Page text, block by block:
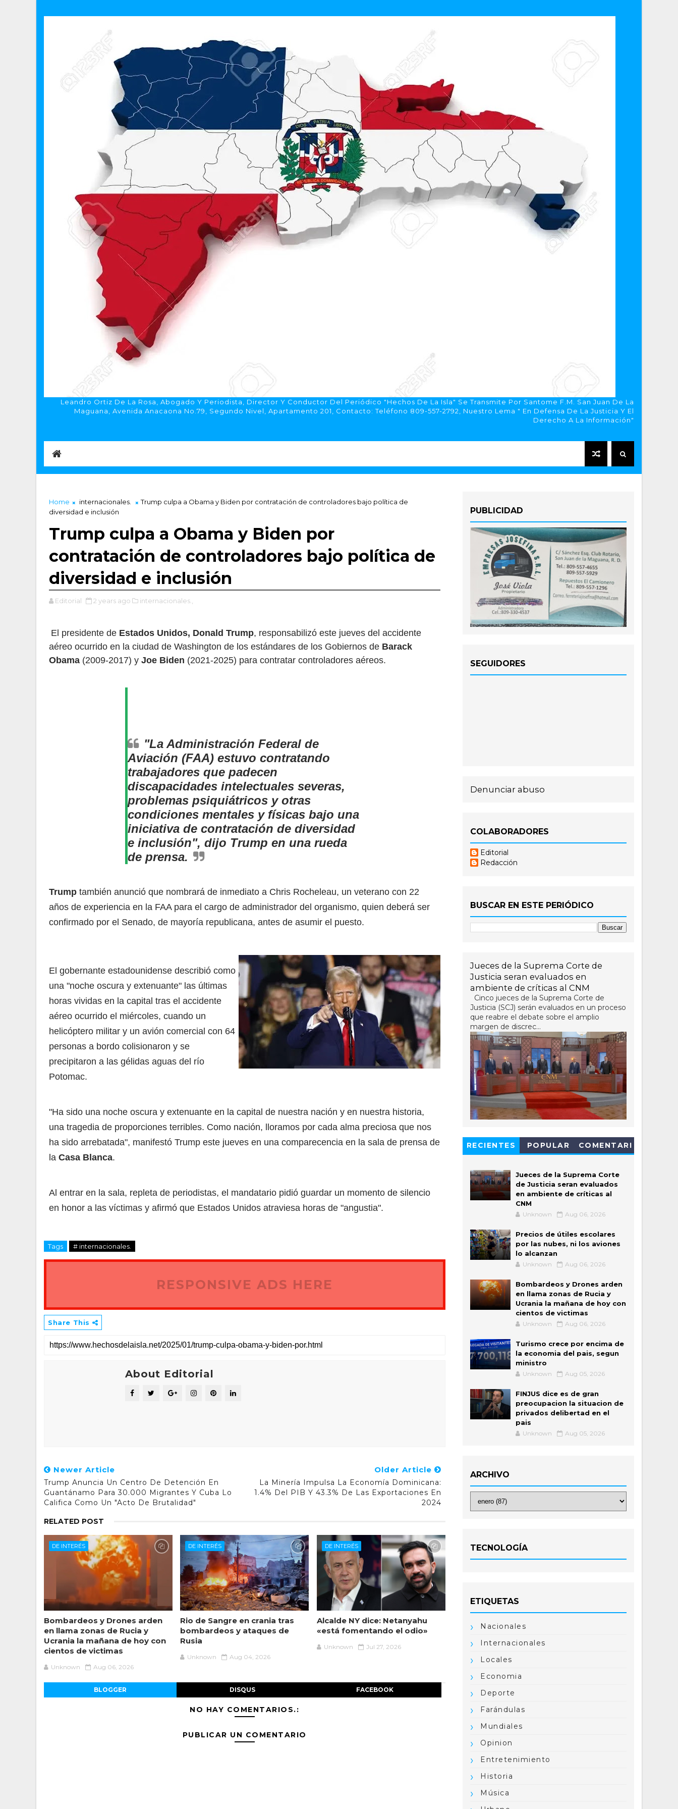
Leandro Ortiz De La Rosa, Abogado Y Periodista, Director Y Conductor Del Periódico "Hechos De La Isla" Se Transmite Por Santome F.M. San Juan De La
Maguana, Avenida Anacaona No.79, Segundo Nivel, Apartamento 201, Contacto: Teléfono 809-557-2792, Nuestro Lema " En Defensa De La Justicia Y El
Derecho A La Información"
Home internacionales.
Trump culpa a Obama y Biden por contratación de controladores bajo política de
diversidad e inclusión
Trump culpa a Obama y Biden por
contratación de controladores bajo política de
diversidad e inclusión
Editorial 2 years ago internacionales.,
El presidente de Estados Unidos, Donald Trump, responsabilizó este jueves del accidente
aéreo ocurrido en la ciudad de Washington de los estándares de los Gobiernos de Barack
Obama (2009-2017) y Joe Biden (2021-2025) para contratar controladores aéreos.
"La Administración Federal de
Aviación (FAA) estuvo contratando
trabajadores que padecen
discapacidades intelectuales severas,
problemas psiquiátricos y otras
condiciones mentales y físicas bajo una
iniciativa de contratación de diversidad
e inclusión", dijo Trump en una rueda
de prensa.
Trump también anunció que nombrará de inmediato a Chris Rocheleau, un veterano con 22
años de experiencia en la FAA para el cargo de administrador del organismo, quien deberá ser
confirmado por el Senado, de mayoría republicana, antes de asumir el puesto.
El gobernante estadounidense describió como
una "noche oscura y extenuante" las últimas
horas vividas en la capital tras el accidente
aéreo ocurrido el miércoles, cuando un
helicóptero militar y un avión comercial con 64
personas a bordo colisionaron y se
precipitaron a las gélidas aguas del río
Potomac.
"Ha sido una noche oscura y extenuante en la capital de nuestra nación y en nuestra historia,
una tragedia de proporciones terribles. Como nación, lloramos por cada alma preciosa que nos
ha sido arrebatada", manifestó Trump este jueves en una comparecencia en la sala de prensa de
la Casa Blanca.
Al entrar en la sala, repleta de periodistas, el mandatario pidió guardar un momento de silencio
en honor a las víctimas y afirmó que Estados Unidos atraviesa horas de "angustia".
Tags # internacionales.
RESPONSIVE ADS HERE
Share This
About Editorial
Newer Article
Trump Anuncia Un Centro De Detención En
Guantánamo Para 30.000 Migrantes Y Cuba Lo
Califica Como Un "acto De Brutalidad"
Older Article
La Minería Impulsa La Economía Dominicana:
1.4% Del PIB Y 43.3% De Las Exportaciones En
2024
RELATED POST
DE INTERÉS
Bombardeos y Drones arden
en llama zonas de Rucia y
Ucrania la mañana de hoy con
cientos de victimas
Unknown Aug 06, 2026
DE INTERÉS
Rio de Sangre en crania tras
bombardeos y ataques de
Rusia
Unknown Aug 04, 2026
DE INTERÉS
Alcalde NY dice: Netanyahu
«está fomentando el odio»
Unknown Jul 27, 2026
BLOGGER DISQUS FACEBOOK
NO HAY COMENTARIOS.:
PUBLICAR UN COMENTARIO
PUBLICIDAD
SEGUIDORES
Denunciar abuso
COLABORADORES
Editorial
Redacción
BUSCAR EN ESTE PERIÓDICO
Jueces de la Suprema Corte de
Justicia seran evaluados en
ambiente de críticas al CNM
Cinco jueces de la Suprema Corte de
Justicia (SCJ) serán evaluados en un proceso
que reabre el debate sobre el amplio
margen de discrec...
RECIENTES POPULAR
COMENTARI
Jueces de la Suprema Corte
de Justicia seran evaluados
en ambiente de críticas al
CNM
Unknown Aug 06, 2026
Precios de útiles escolares
por las nubes, ni los aviones
lo alcanzan
Unknown Aug 06, 2026
Bombardeos y Drones arden
en llama zonas de Rucia y
Ucrania la mañana de hoy con
cientos de victimas
Unknown Aug 06, 2026
Turismo crece por encima de
la economia del pais, segun
ministro
Unknown Aug 05, 2026
FINJUS dice es de gran
preocupacion la situacion de
privados delibertad en el
pais
Unknown Aug 05, 2026
ARCHIVO
TECNOLOGÍA
ETIQUETAS
Nacionales
Internacionales
Locales
Economia
Deporte
Farándulas
Mundiales
Opinion
Entretenimiento
Historia
Música